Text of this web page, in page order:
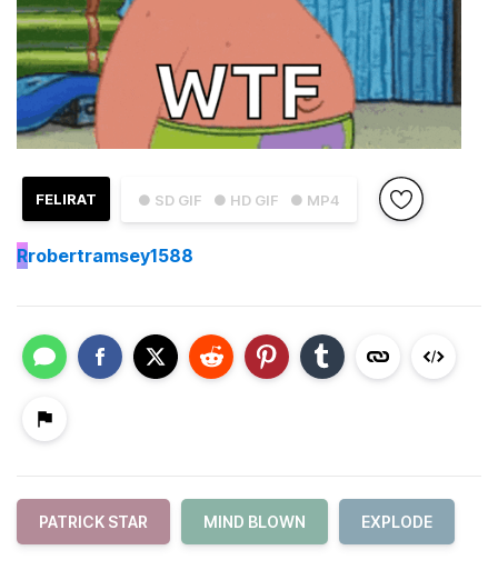
● SD GIF ● HD GIF ● MP4
FELIRAT
Rrobertramsey1588
PATRICK STAR MIND BLOWN EXPLODE